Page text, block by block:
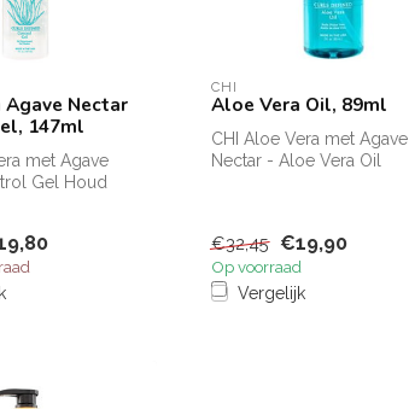
Nectar
147ml
met Agave
Gel Houd
CHI
Aloe Vera Oil, 89ml
CHI Aloe Vera met Agave
Nectar - Aloe Vera Oil
€32,45 €19,90
Op voorraad
Vergelijk